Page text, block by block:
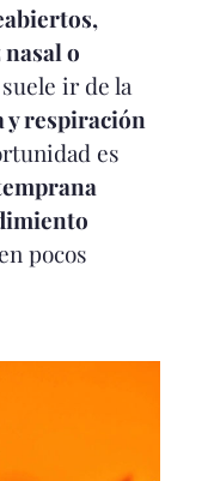
o
suele ir de la
y respiración
es
en pocos